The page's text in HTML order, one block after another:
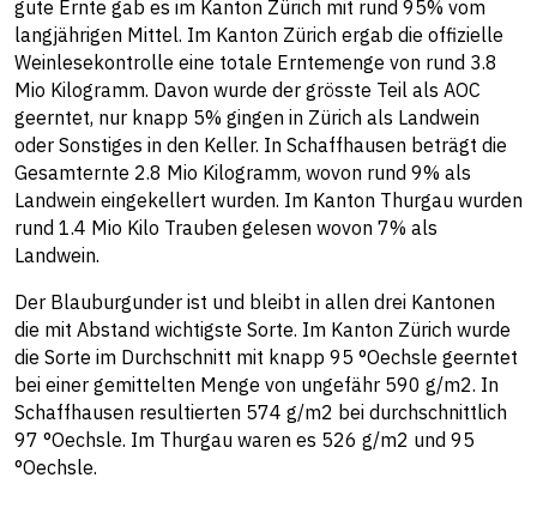
gute Ernte gab es im Kanton Zürich mit rund 95% vom
langjährigen Mittel. Im Kanton Zürich ergab die offizielle
Weinlesekontrolle eine totale Erntemenge von rund 3.8
Mio Kilogramm. Davon wurde der grösste Teil als AOC
geerntet, nur knapp 5% gingen in Zürich als Landwein
oder Sonstiges in den Keller. In Schaffhausen beträgt die
Gesamternte 2.8 Mio Kilogramm, wovon rund 9% als
Landwein eingekellert wurden. Im Kanton Thurgau wurden
rund 1.4 Mio Kilo Trauben gelesen wovon 7% als
Landwein.
Der Blauburgunder ist und bleibt in allen drei Kantonen
die mit Abstand wichtigste Sorte. Im Kanton Zürich wurde
die Sorte im Durchschnitt mit knapp 95 °Oechsle geerntet
bei einer gemittelten Menge von ungefähr 590 g/m2. In
Schaffhausen resultierten 574 g/m2 bei durchschnittlich
97 °Oechsle. Im Thurgau waren es 526 g/m2 und 95
°Oechsle.